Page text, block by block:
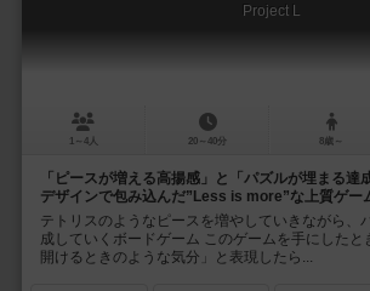
Project L
1～4人 20～40分 8歳～
「ピースが増える高揚感」と「パズルが埋まる達
デザインで包み込んだ”Less is more”な上質ゲ
テトリスのようなピースを増やしていきながら、
成していくボードゲーム このゲームを手にしたと
開けるときのような気分」と表現したら...